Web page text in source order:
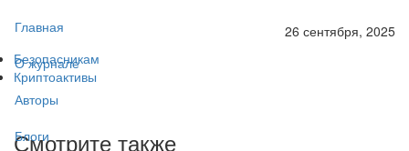
Главная
О журнале
Авторы
Блоги
26 сентября, 2025
Безопасникам
Криптоактивы
Смотрите также